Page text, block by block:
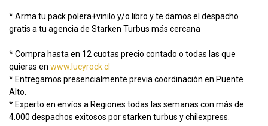
* Arma tu pack polera+vinilo y/o libro y te damos el despacho
gratis a tu agencia de Starken Turbus más cercana
* Compra hasta en 12 cuotas precio contado o todas las que
quieras en www.lucyrock.cl
* Entregamos presencialmente previa coordinación en Puente
Alto.
* Experto en envíos a Regiones todas las semanas con más de
4.000 despachos exitosos por starken turbus y chilexpress.